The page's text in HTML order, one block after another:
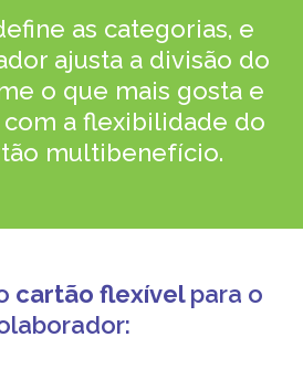
as categorias, e
ajusta a divisão do
o que mais gosta e
a flexibilidade do
multibenefício.
cartão flexívelpara o